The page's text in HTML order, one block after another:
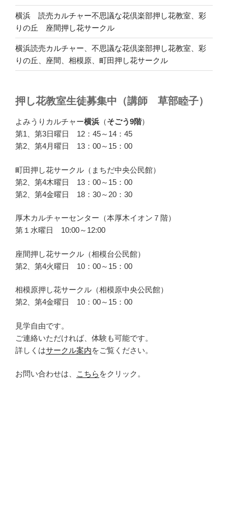
横浜 読売カルチャー不思議な花倶楽部押し花教室、彩
りの丘 座間押し花サークル
横浜読売カルチャー、不思議な花倶楽部押し花教室、彩
りの丘、座間、相模原、町田押し花サークル
押し花教室生徒募集中（講師 草部睦子）
よみうりカルチャー横浜 （そごう9階）
第1、第3日曜日 12：45～14：45
第2、第4月曜日 13：00～15：00
町田押し花サークル（まちだ中央公民館）
第2、第4木曜日 13：00～15：00
第2、第4金曜日 18：30～20：30
厚木カルチャーセンター（本厚木イオン７階）
第１水曜日 10:00～12:00
座間押し花サークル（相模台公民館）
第2、第4火曜日 10：00～15：00
相模原押し花サークル（相模原中央公民館）
第2、第4金曜日 10：00～15：00
見学自由です。
ご連絡いただければ、体験も可能です。
詳しくはサークル案内をご覧ください。
お問い合わせは、 こちら をクリック。